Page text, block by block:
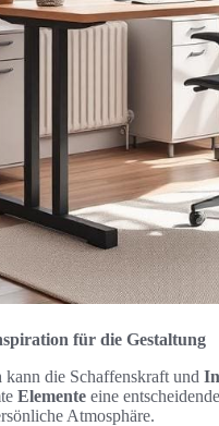
für die Gestaltung
kann die Schaffenskraft und
Elemente eine
Atmosphäre.